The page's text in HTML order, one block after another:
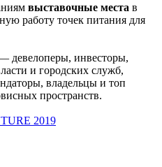
выставочные места в
работу точек питания для
девелоперы, инвесторы,
и городских служб,
владельцы и топ
пространств.
2019